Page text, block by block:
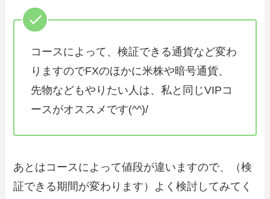
コースによって、検証できる通貨など変わ
りますのでFXのほかに米株や暗号通貨、
先物などもやりたい人は、私と同じVIPコ
ースがオススメです(^^)/
あとはコースによって値段が違いますので、（検
証できる期間が変わります）よく検討してみてく